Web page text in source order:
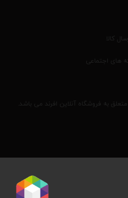
به فروشگاه آنلاین افرند می باشد.
کالا
های اجتماعی